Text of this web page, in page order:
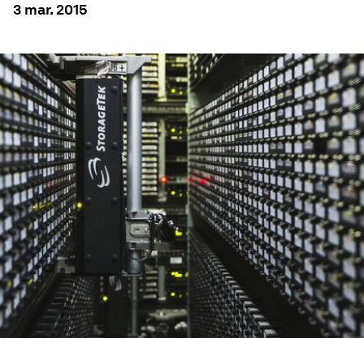
3 mar. 2015